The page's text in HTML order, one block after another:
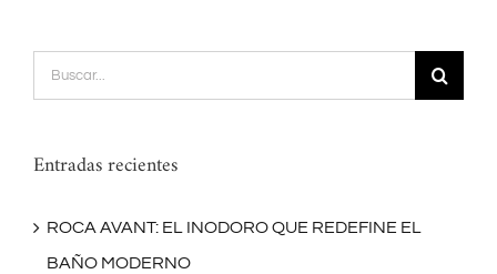
Buscar:
Entradas recientes
ROCA AVANT: EL INODORO QUE REDEFINE EL
BAÑO MODERNO